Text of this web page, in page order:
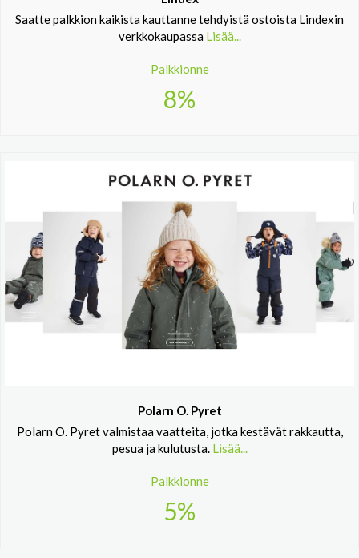
Saatte palkkion kaikista kauttanne tehdyistä ostoista Lindexin
verkkokaupassa Lisää...
Palkkionne
8%
Polarn O. Pyret
Polarn O. Pyret valmistaa vaatteita, jotka kestävät rakkautta,
pesua ja kulutusta. Lisää...
Palkkionne
5%